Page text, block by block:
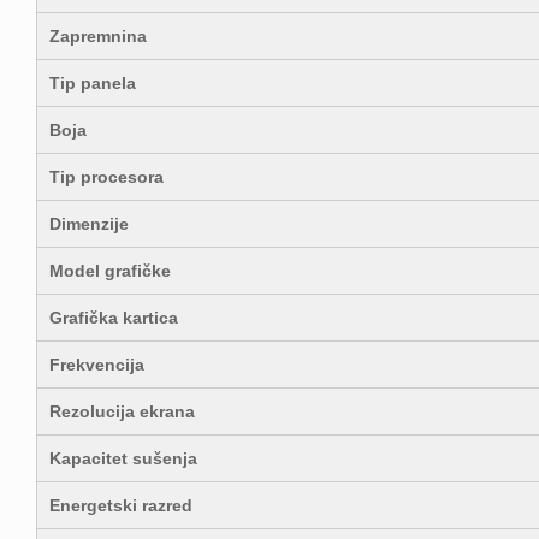
Zapremnina
Tip panela
Boja
Tip procesora
Dimenzije
Model grafičke
Grafička kartica
Frekvencija
Rezolucija ekrana
Kapacitet sušenja
Energetski razred